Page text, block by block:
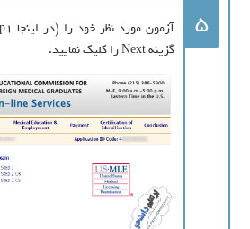
5
گزینه Next را کلیک نمایید.